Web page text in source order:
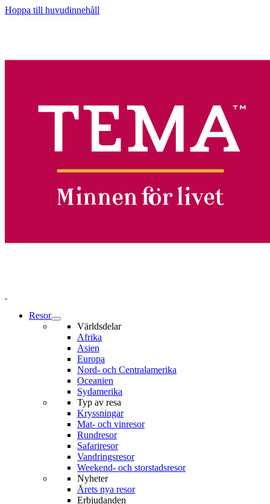
Hoppa till huvudinnehåll
Resor
Världsdelar
Afrika
Asien
Europa
Nord- och Centralamerika
Oceanien
Sydamerika
Typ av resa
Kryssningar
Mat- och vinresor
Rundresor
Safariresor
Vandringsresor
Weekend- och storstadsresor
Nyheter
Årets nya resor
Erbjudanden